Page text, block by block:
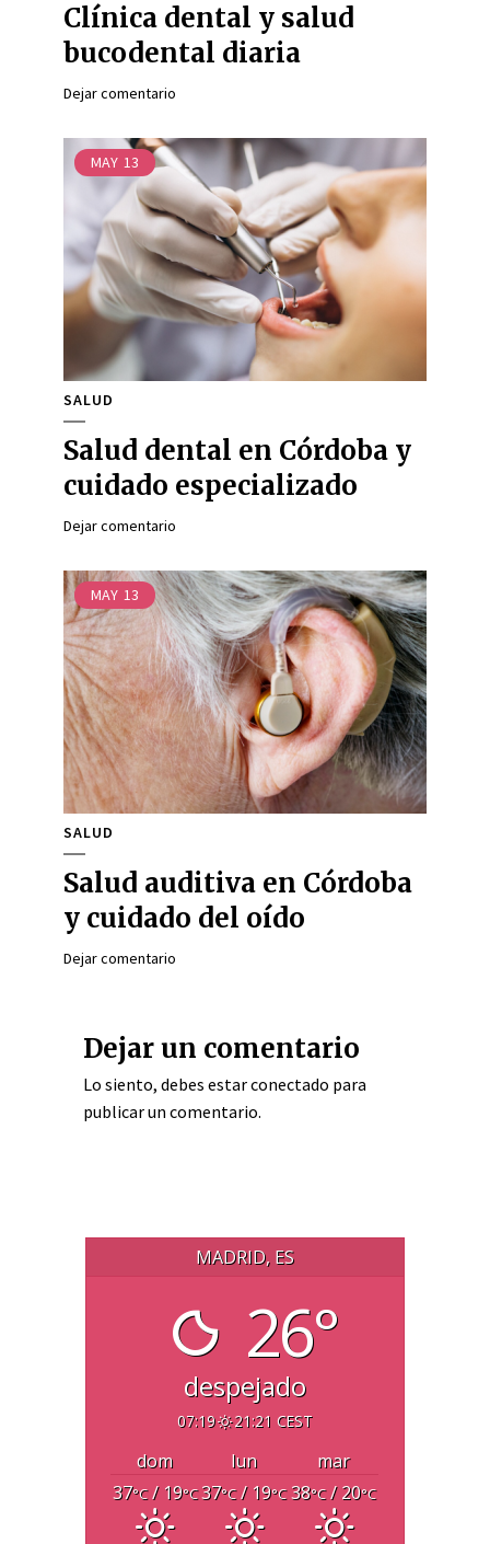
Clínica dental y salud
bucodental diaria
Dejar comentario
MAY 13
SALUD
Salud dental en Córdoba y
cuidado especializado
Dejar comentario
MAY 13
SALUD
Salud auditiva en Córdoba
y cuidado del oído
Dejar comentario
Dejar un comentario
Lo siento, debes estarconectado para
publicar un comentario.
MADRID, ES
26°
despejado
07:19 21:21 CEST
dom lun
mar
37°C/ 19°C37°C/ 19°C 38°C/ 20°C